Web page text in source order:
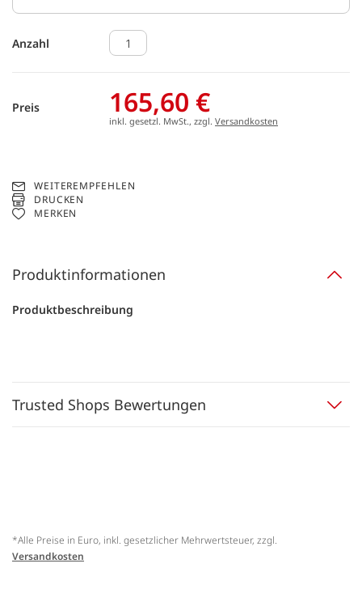
Anzahl
Preis 165,60 €
inkl. gesetzl. MwSt., zzgl. Versandkosten
WEITEREMPFEHLEN
DRUCKEN
MERKEN
Produktinformationen
Produktbeschreibung
Trusted Shops Bewertungen
*Alle Preise in Euro, inkl. gesetzlicher Mehrwertsteuer, zzgl.
Versandkosten